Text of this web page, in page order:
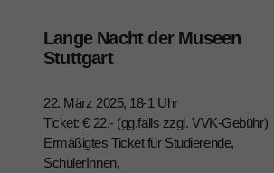
Lange Nacht der Museen
Stuttgart
22. März 2025, 18-1 Uhr
Ticket: € 22,- (gg.falls zzgl. VVK-Gebühr)
Ermäßigtes Ticket für Studierende,
SchülerInnen,